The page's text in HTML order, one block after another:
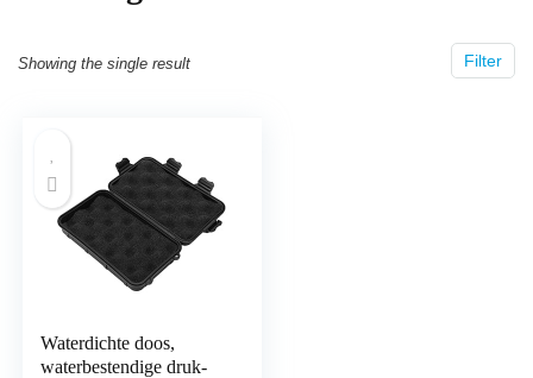
Filter
Showing the single result
Waterdichte doos,
waterbestendige druk-